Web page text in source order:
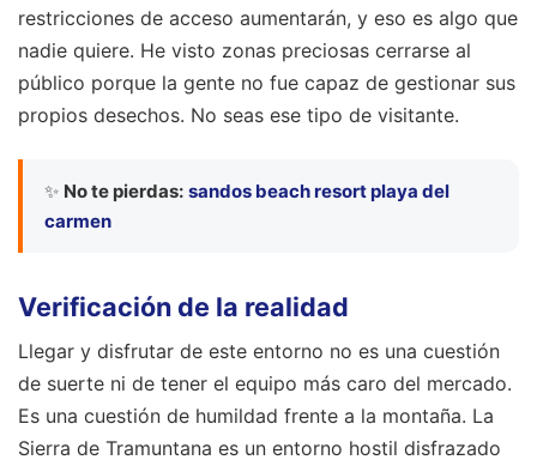
restricciones de acceso aumentarán, y eso es algo que
nadie quiere. He visto zonas preciosas cerrarse al
público porque la gente no fue capaz de gestionar sus
propios desechos. No seas ese tipo de visitante.
✨ No te pierdas: sandos beach resort playa del
carmen
Verificación de la realidad
Llegar y disfrutar de este entorno no es una cuestión
de suerte ni de tener el equipo más caro del mercado.
Es una cuestión de humildad frente a la montaña. La
Sierra de Tramuntana es un entorno hostil disfrazado